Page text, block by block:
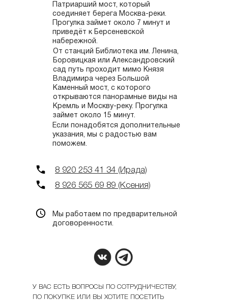
8 920 253 41 34 (Ирада)
8 926 565 69 89 (Ксения)
У ВАС ЕСТЬ ВОПРОСЫ ПО СОТРУДНИЧЕСТВУ,
ПО ПОКУПКЕ ИЛИ ВЫ ХОТИТЕ ПОСЕТИТЬ
Патриарший мост, который
соединяет берега Москва-реки.
Прогулка займет около 7 минут и
приведёт к Берсеневской
набережной.
От станций Библиотека им. Ленина,
Боровицкая или Александровский
сад путь проходит мимо Князя
Владимира через Большой
Каменный мост, с которого
открываются панорамные виды на
Кремль и Москву-реку. Прогулка
займет около 15 минут.
Если понадобятся дополнительные
указания, мы с радостью вам
поможем.
Мы работаем по предварительной
договоренности.